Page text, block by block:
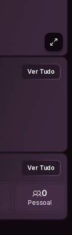
Ver Tudo
Ver Tudo
0
Pessoal